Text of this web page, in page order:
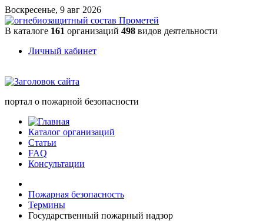
Воскресенье, 9 авг 2026
В каталоге 161 организаций 498 видов деятельности
Личный кабинет
портал о пожарной безопасности
Каталог организаций
Статьи
FAQ
Консультации
Пожарная безопасность
Термины
Государственный пожарный надзор